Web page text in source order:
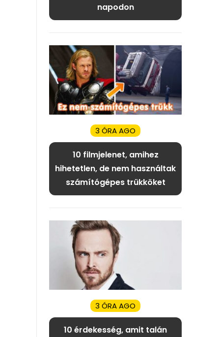
napodon
3 ÓRA AGO
10 filmjelenet, amihez
hihetetlen, de nem használtak
számítógépes trükköket
3 ÓRA AGO
10 érdekesség, amit talán